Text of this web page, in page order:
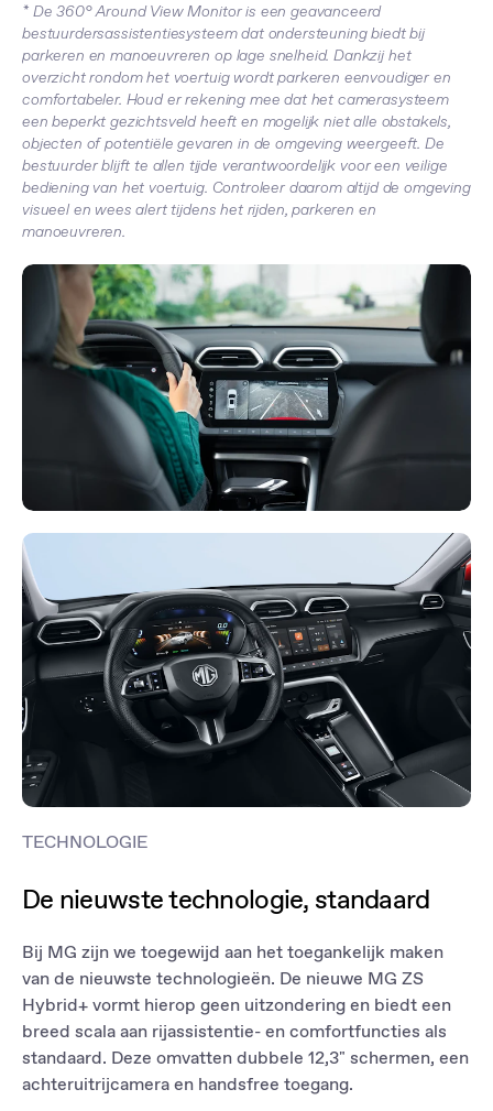
* De 360° Around View Monitor is een geavanceerd
bestuurdersassistentiesysteem dat ondersteuning biedt bij
parkeren en manoeuvreren op lage snelheid. Dankzij het
overzicht rondom het voertuig wordt parkeren eenvoudiger en
comfortabeler. Houd er rekening mee dat het camerasysteem
een beperkt gezichtsveld heeft en mogelijk niet alle obstakels,
objecten of potentiële gevaren in de omgeving weergeeft. De
bestuurder blijft te allen tijde verantwoordelijk voor een veilige
bediening van het voertuig. Controleer daarom altijd de omgeving
visueel en wees alert tijdens het rijden, parkeren en
manoeuvreren.
TECHNOLOGIE
De nieuwste technologie, standaard
Bij MG zijn we toegewijd aan het toegankelijk maken
van de nieuwste technologieën. De nieuwe MG ZS
Hybrid+ vormt hierop geen uitzondering en biedt een
breed scala aan rijassistentie- en comfortfuncties als
standaard. Deze omvatten dubbele 12,3" schermen, een
achteruitrijcamera en handsfree toegang.